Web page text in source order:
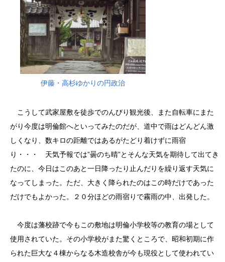
伊藤・高杉ゆかりの円政治
こうして武家屋敷を徒歩でのんびり観光後、また自転車にまた
がり今度は明倫館へといってみたのだが、道中で雨はどんどん激
しくなり、数キロの距離ではあるがたどり着けずに雨宿
り・・・ 天気予報では”曇のち晴”とそんな天気を期待して出てき
たのに、今日はこのあと一日降ったり止んだりを繰り返す天気に
なってしまった。ただ、大きく降られたのはこの時だけであった
だけでもよかった。２０分ほどの雨宿りで霧雨の中、出発した。
今度は藩校跡で今もこの敷地は明倫小学校等の教育の場として
使用されていた。その小学校がまた驚くところで、昭和初期に作
られた巨大な４棟からなる木造校舎が今も現役として使われてい